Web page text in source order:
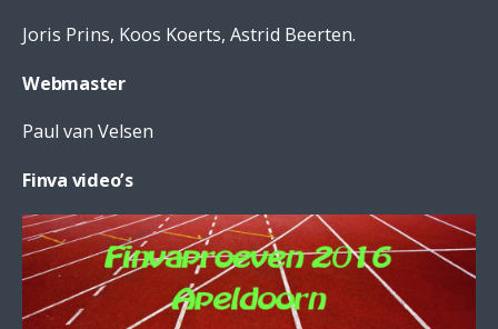
Joris Prins, Koos Koerts, Astrid Beerten.
Webmaster
Paul van Velsen
Finva video’s